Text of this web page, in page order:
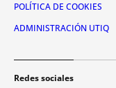
POLÍTICA DE COOKIES
ADMINISTRACIÓN UTIQ
Redes sociales